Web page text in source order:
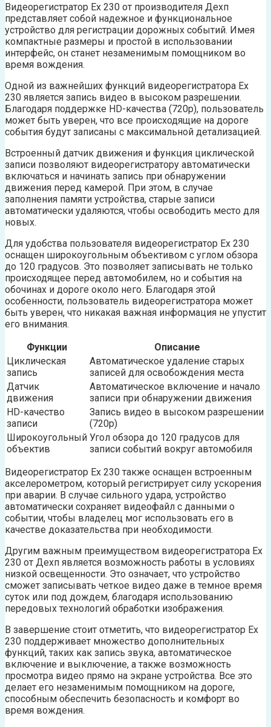
Видеорегистратор Ех 230 от производителя Дехп
представляет собой надежное и функциональное
устройство для регистрации дорожных событий. Имея
компактные размеры и простой в использовании
интерфейс, он станет незаменимым помощником во
время вождения.
Одной из важнейших функций видеорегистратора Ех
230 является запись видео в высоком разрешении.
Благодаря поддержке HD-качества (720p), пользователь
может быть уверен, что все происходящие на дороге
события будут записаны с максимальной детализацией.
Встроенный датчик движения и функция циклической
записи позволяют видеорегистратору автоматически
включаться и начинать запись при обнаружении
движения перед камерой. При этом, в случае
заполнения памяти устройства, старые записи
автоматически удаляются, чтобы освободить место для
новых.
Для удобства пользователя видеорегистратор Ех 230
оснащен широкоугольным объективом с углом обзора
до 120 градусов. Это позволяет записывать не только
происходящее перед автомобилем, но и события на
обочинах и дороге около него. Благодаря этой
особенности, пользователь видеорегистратора может
быть уверен, что никакая важная информация не упустит
его внимания.
Функции
Описание
Циклическая
запись
Автоматическое удаление старых
записей для освобождения места
Датчик
движения
Автоматическое включение и начало
записи при обнаружении движения
HD-качество
записи
Запись видео в высоком разрешении
(720p)
Широкоугольный
объектив
Угол обзора до 120 градусов для
записи событий вокруг автомобиля
Видеорегистратор Ех 230 также оснащен встроенным
акселерометром, который регистрирует силу ускорения
при аварии. В случае сильного удара, устройство
автоматически сохраняет видеофайл с данными о
событии, чтобы владелец мог использовать его в
качестве доказательства при необходимости.
Другим важным преимуществом видеорегистратора Ех
230 от Дехп является возможность работы в условиях
низкой освещенности. Это означает, что устройство
сможет записывать четкое видео даже в темное время
суток или под дождем, благодаря использованию
передовых технологий обработки изображения.
В завершение стоит отметить, что видеорегистратор Ех
230 поддерживает множество дополнительных
функций, таких как запись звука, автоматическое
включение и выключение, а также возможность
просмотра видео прямо на экране устройства. Все это
делает его незаменимым помощником на дороге,
способным обеспечить безопасность и комфорт во
время вождения.